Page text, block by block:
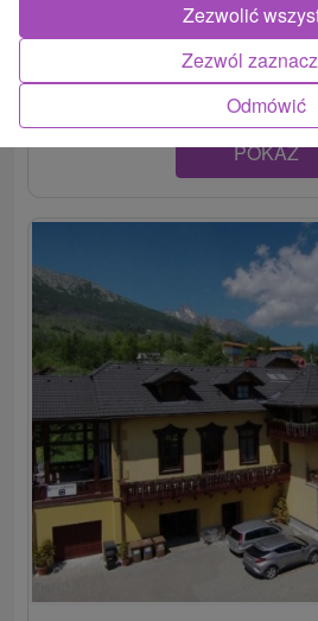
Výnimočné ubytovanie priamo v
Smokovec, len 10 minút od
POKAZ
Odmówić
Zezwól
Zezwolić